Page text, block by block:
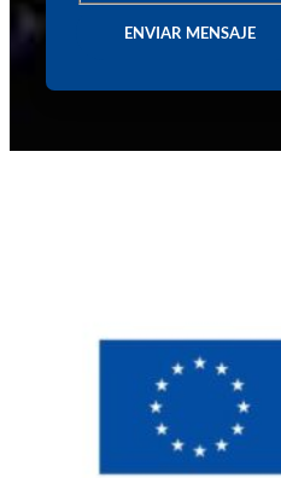
ENVIAR MENSAJE